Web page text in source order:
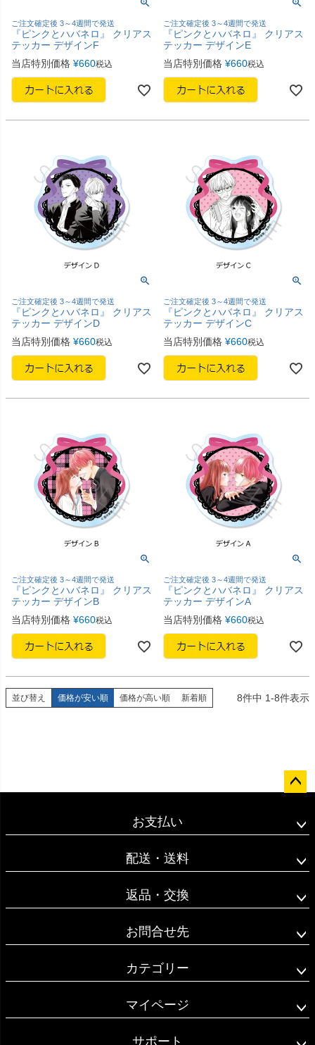
ご注文確定後 3～4週間で発送
『ピンクとハバネロ』 クリアス
テッカー デザインF
当店特別価格 ¥660税込
ご注文確定後 3～4週間で発送
『ピンクとハバネロ』 クリアス
テッカー デザインE
当店特別価格 ¥660税込
ご注文確定後 3～4週間で発送
『ピンクとハバネロ』 クリアス
テッカー デザインD
当店特別価格 ¥660税込
ご注文確定後 3～4週間で発送
『ピンクとハバネロ』 クリアス
テッカー デザインC
当店特別価格 ¥660税込
ご注文確定後 3～4週間で発送
『ピンクとハバネロ』 クリアス
テッカー デザインB
当店特別価格 ¥660税込
ご注文確定後 3～4週間で発送
『ピンクとハバネロ』 クリアス
テッカー デザインA
当店特別価格 ¥660税込
並び替え 価格が安い順 価格が高い順 新着順 8件中 1-8件表示
ップ
お支払い
配送・送料
返品・交換
お問合せ先
カテゴリー
マイページ
サポート